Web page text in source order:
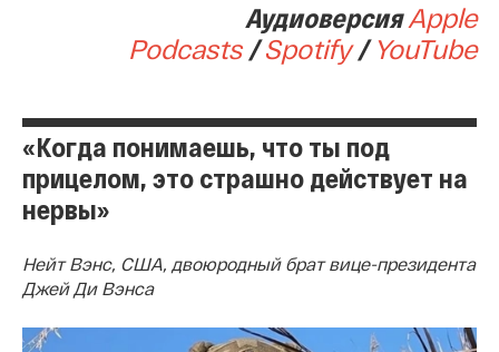
АудиоверсияApple
Podcasts /Spotify /YouTube
«Когда понимаешь, что ты под
прицелом, это страшно действует на
нервы»
Нейт Вэнс, США, двоюродный брат вице-президента
Джей Ди Вэнса